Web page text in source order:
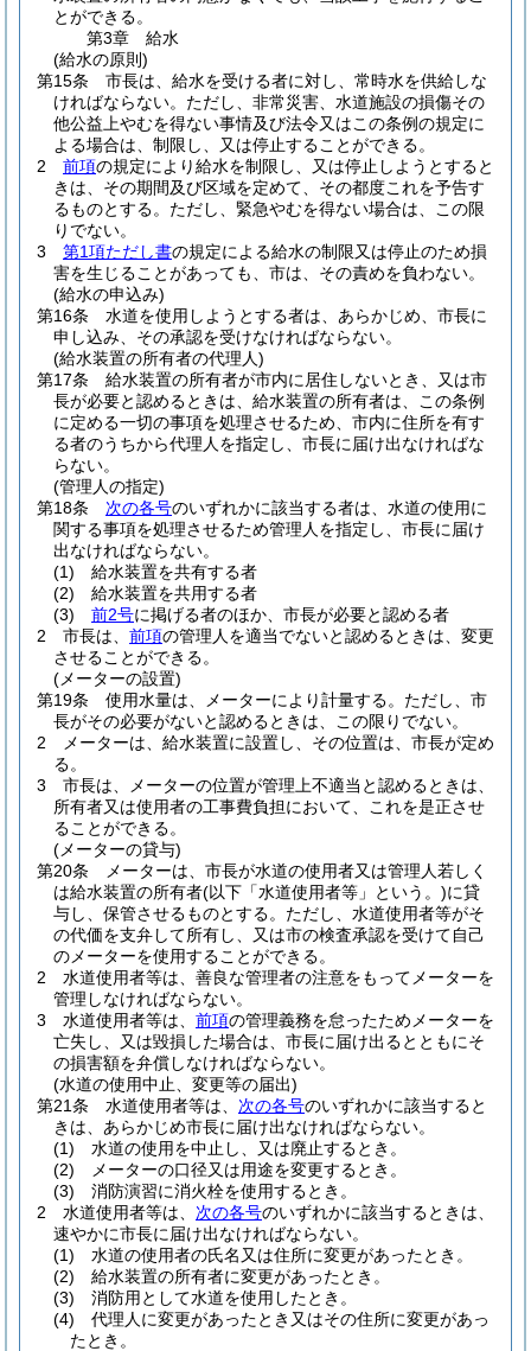
とができる。
第3章
給水
(給水の原則)
第15条
市長は、給水を受ける者に対し、常時水を供給しな
ければならない。 ただし、非常災害、水道施設の損傷その
他公益上やむを得ない事情及び法令又はこの条例の規定に
よる場合は、制限し、又は停止することができる。
2
前項の規定により給水を制限し、又は停止しようとすると
きは、その期間及び区域を定めて、その都度これを予告す
るものとする。 ただし、緊急やむを得ない場合は、この限
りでない。
3
第1項ただし書の規定による給水の制限又は停止のため損
害を生じることがあっても、市は、その責めを負わない。
(給水の申込み)
第16条
水道を使用しようとする者は、あらかじめ、市長に
申し込み、その承認を受けなければならない。
(給水装置の所有者の代理人)
第17条
給水装置の所有者が市内に居住しないとき、又は市
長が必要と認めるときは、給水装置の所有者は、この条例
に定める一切の事項を処理させるため、市内に住所を有す
る者のうちから代理人を指定し、市長に届け出なければな
らない。
(管理人の指定)
第18条
次の各号のいずれかに該当する者は、水道の使用に
関する事項を処理させるため管理人を指定し、市長に届け
出なければならない。
(1)
給水装置を共有する者
(2)
給水装置を共用する者
(3)
前2号に掲げる者のほか、市長が必要と認める者
2
市長は、 前項の管理人を適当でないと認めるときは、変更
させることができる。
(メーターの設置)
第19条
使用水量は、メーターにより計量する。 ただし、市
長がその必要がないと認めるときは、この限りでない。
2
メーターは、給水装置に設置し、その位置は、市長が定め
る。
3
市長は、メーターの位置が管理上不適当と認めるときは、
所有者又は使用者の工事費負担において、これを是正させ
ることができる。
(メーターの貸与)
第20条
メーターは、市長が水道の使用者又は管理人若しく
は給水装置の所有者(以下「水道使用者等」という。)に貸
与し、保管させるものとする。 ただし、水道使用者等がそ
の代価を支弁して所有し、又は市の検査承認を受けて自己
のメーターを使用することができる。
2
水道使用者等は、善良な管理者の注意をもってメーターを
管理しなければならない。
3
水道使用者等は、 前項の管理義務を怠ったためメーターを
亡失し、又は毀損した場合は、市長に届け出るとともにそ
の損害額を弁償しなければならない。
(水道の使用中止、変更等の届出)
第21条
水道使用者等は、 次の各号のいずれかに該当すると
きは、あらかじめ市長に届け出なければならない。
(1)
水道の使用を中止し、又は廃止するとき。
(2)
メーターの口径又は用途を変更するとき。
(3)
消防演習に消火栓を使用するとき。
2
水道使用者等は、 次の各号のいずれかに該当するときは、
速やかに市長に届け出なければならない。
(1)
水道の使用者の氏名又は住所に変更があったとき。
(2)
給水装置の所有者に変更があったとき。
(3)
消防用として水道を使用したとき。
(4)
代理人に変更があったとき又はその住所に変更があっ
たとき。